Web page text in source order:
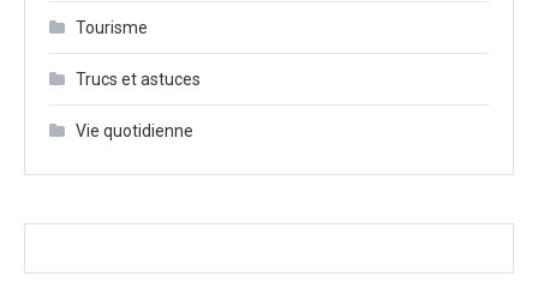
Tourisme
Trucs et astuces
Vie quotidienne